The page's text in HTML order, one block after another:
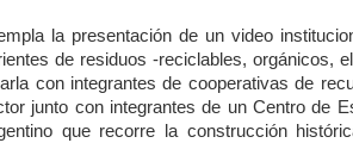
la presentación de un video
de residuos -reciclables, orgánicos,
con integrantes de cooperativas de
junto con integrantes de un Centro de
que recorre la construcción